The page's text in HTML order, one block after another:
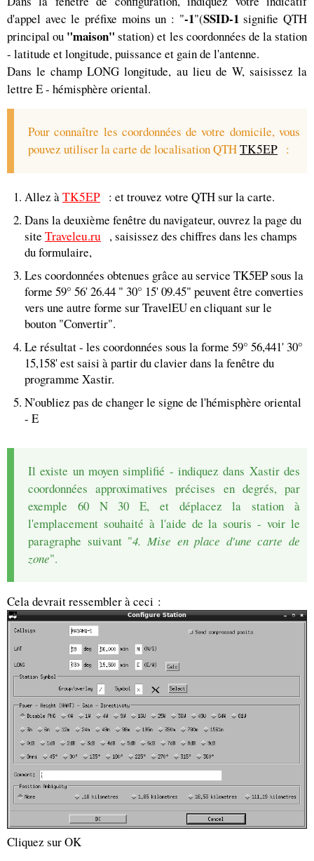
d'appel avec le préfixe moins un : "-1"(SSID-1signifie QTH
principal ou "maison" station) et les coordonnées de la station
- latitude et longitude, puissance et gain de l'antenne.
Dans le champ LONG longitude, au lieu de W, saisissez la
lettre E - hémisphère oriental.
Pour connaître les coordonnées de votre domicile, vous
pouvez utiliser la carte de localisation QTHTK5EP :
Allez àTK5EP : et trouvez votre QTH sur la carte.
Dans la deuxième fenêtre du navigateur, ouvrez la page du
site Traveleu.ru , saisissez des chiffres dans les champs
du formulaire,
Les coordonnées obtenues grâce au service TK5EP sous la
forme 59° 56' 26.44 " 30° 15' 09.45" peuvent être converties
vers une autre forme sur TravelEU en cliquant sur le
bouton "Convertir".
Le résultat - les coordonnées sous la forme 59° 56,441' 30°
15,158' est saisi à partir du clavier dans la fenêtre du
programme Xastir.
N'oubliez pas de changer le signe de l'hémisphère oriental
- E
Il existe un moyen simplifié - indiquez dans Xastir des
coordonnées approximatives précises en degrés, par
exemple 60 N 30 E, et déplacez la station à
l'emplacement souhaité à l'aide de la souris - voir le
paragraphe suivant "4. Mise en place d'une carte de
zone".
Cela devrait ressembler à ceci :
Cliquez sur OK